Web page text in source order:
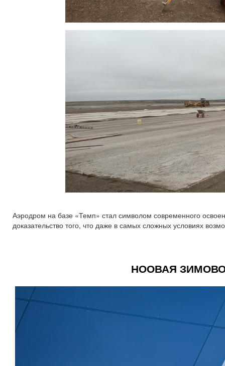
Аэродром на базе «Темп» стал символом современного
доказательство того, что даже в самых сложных условиях
НООВАЯ